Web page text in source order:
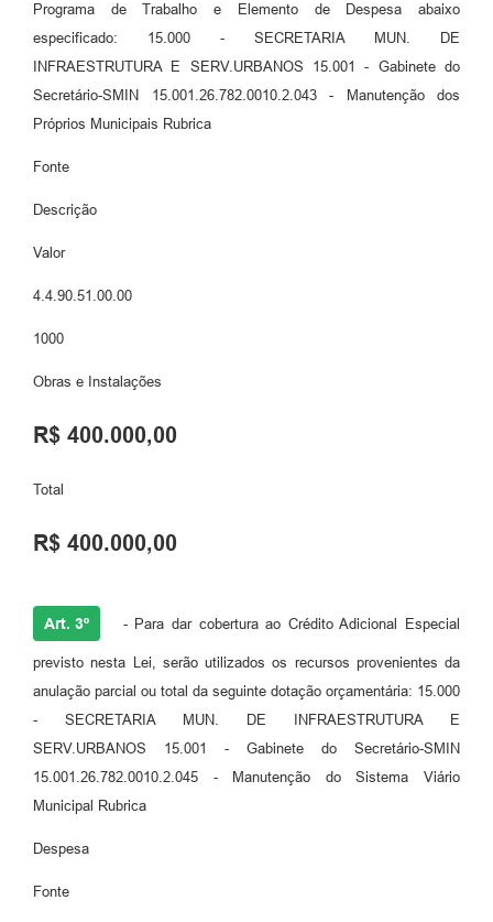
Programa de Trabalho e Elemento de Despesa abaixo
especificado: 15.000 - SECRETARIA MUN. DE
INFRAESTRUTURA E SERV.URBANOS 15.001 - Gabinete do
Secretário-SMIN 15.001.26.782.0010.2.043 - Manutenção dos
Próprios Municipais Rubrica
Fonte
Descrição
Valor
4.4.90.51.00.00
1000
Obras e Instalações
R$ 400.000,00
Total
R$ 400.000,00
Art. 3º - Para dar cobertura ao Crédito Adicional Especial
previsto nesta Lei, serão utilizados os recursos provenientes da
anulação parcial ou total da seguinte dotação orçamentária: 15.000
- SECRETARIA MUN. DE INFRAESTRUTURA E
SERV.URBANOS 15.001 - Gabinete do Secretário-SMIN
15.001.26.782.0010.2.045 - Manutenção do Sistema Viário
Municipal Rubrica
Despesa
Fonte